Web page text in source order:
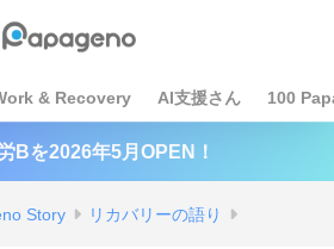
& Recovery AI支援さん 100
Bを2026年5月OPEN！
Story リカバリーの語り